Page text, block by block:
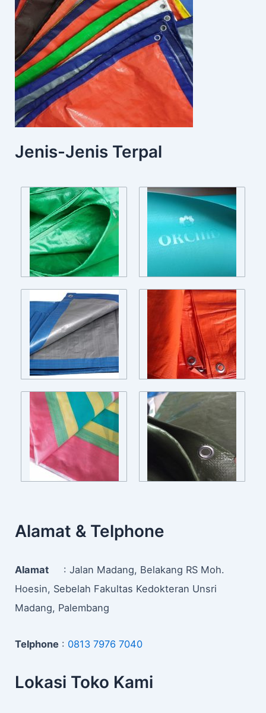
Jenis-Jenis Terpal
Alamat & Telphone
Alamat : Jalan Madang, Belakang RS Moh.
Hoesin, Sebelah Fakultas Kedokteran Unsri
Madang, Palembang
Telphone : 0813 7976 7040
Lokasi Toko Kami